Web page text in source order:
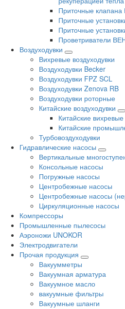
Приточные
Приточные
Приточные
Проветриватели
Воздуходувки
Вихревые воздуходувки
Воздуходувки Becker
Воздуходувки FPZ SCL
Воздуходувки Zenova RB
Воздуходувки роторные
Китайские воздуходувки
Китайские вихревые
Китайские
Турбовоздуходувки
Гидравлические насосы
Вертикальные
Консольные насосы
Погружные насосы
Центробежные насосы
Центробежные насосы
Циркуляционные насосы
Компрессоры
Промышленные пылесосы
Аэроножи UNOKOR
Электродвигатели
Прочая продукция
Вакуумметры
Вакуумная арматура
Вакуумное масло
вакуумные фильтры
Вакуумные шланги